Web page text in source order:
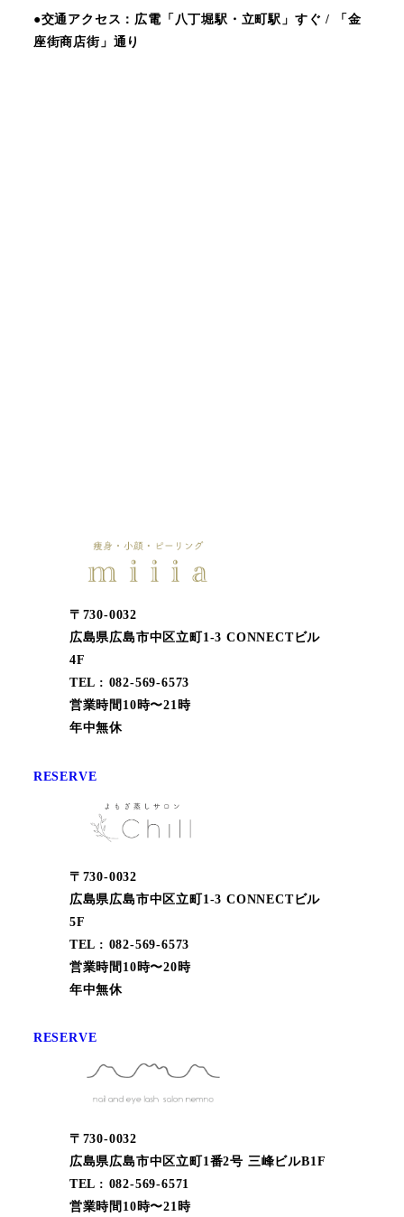
●交通アクセス：広電「八丁堀駅・立町駅」すぐ / 「金
座街商店街」通り
〒730-0032
広島県広島市中区立町1-3 CONNECTビル
4F
TEL : 082-569-6573
営業時間10時〜21時
年中無休
RESERVE
〒730-0032
広島県広島市中区立町1-3 CONNECTビル
5F
TEL : 082-569-6573
営業時間10時〜20時
年中無休
RESERVE
〒730-0032
広島県広島市中区立町1番2号 三峰ビルB1F
TEL : 082-569-6571
営業時間10時〜21時